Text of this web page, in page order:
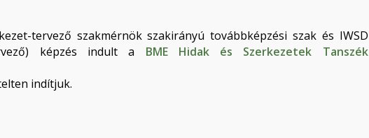
tervező szakmérnök szakirányú továbbképzési szak és IWSD
képzés indult a BME Hidak és Szerkezetek Tanszék
indítjuk.